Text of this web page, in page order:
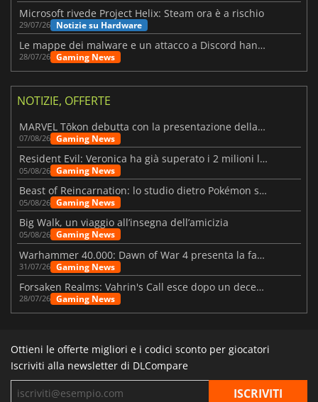
Microsoft rivede Project Helix: Steam ora è a rischio
29/07/26 Notizie su Hardware
Le mappe dei malware e un attacco a Discord hanno colpito Meccha Chameleon
28/07/26 Gaming News
NOTIZIE, OFFERTE
MARVEL Tōkon debutta con la presentazione della roadmap per il primo anno
07/08/26 Gaming News
Resident Evil: Veronica ha già superato i 2 milioni liste dei desideri
05/08/26 Gaming News
Beast of Reincarnation: lo studio dietro Pokémon su una nuova strada
05/08/26 Gaming News
Big Walk, un viaggio all’insegna dell’amicizia
05/08/26 Gaming News
Warhammer 40.000: Dawn of War 4 presenta la fazione dei Necron
31/07/26 Gaming News
Forsaken Realms: Vahrin's Call esce dopo un decennio di sviluppo
28/07/26 Gaming News
Ottieni le offerte migliori e i codici sconto per giocatori
Iscriviti alla newsletter di DLCompare